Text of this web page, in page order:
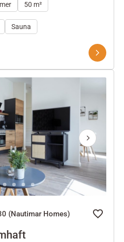
50 m²
Sauna
Next
(Nautimar Homes)